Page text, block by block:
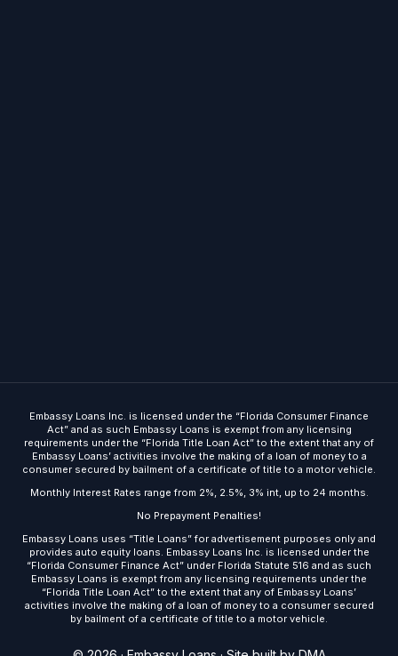
Embassy Loans Inc. is licensed under the “Florida Consumer Finance
Act” and as such Embassy Loans is exempt from any licensing
requirements under the “Florida Title Loan Act” to the extent that any of
Embassy Loans’ activities involve the making of a loan of money to a
consumer secured by bailment of a certificate of title to a motor vehicle.
Monthly Interest Rates range from 2%, 2.5%, 3% int, up to 24 months.
No Prepayment Penalties!
Embassy Loans uses “Title Loans” for advertisement purposes only and
provides auto equity loans. Embassy Loans Inc. is licensed under the
“Florida Consumer Finance Act” under Florida Statute 516 and as such
Embassy Loans is exempt from any licensing requirements under the
“Florida Title Loan Act” to the extent that any of Embassy Loans’
activities involve the making of a loan of money to a consumer secured
by bailment of a certificate of title to a motor vehicle.